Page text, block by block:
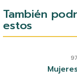
También
estos